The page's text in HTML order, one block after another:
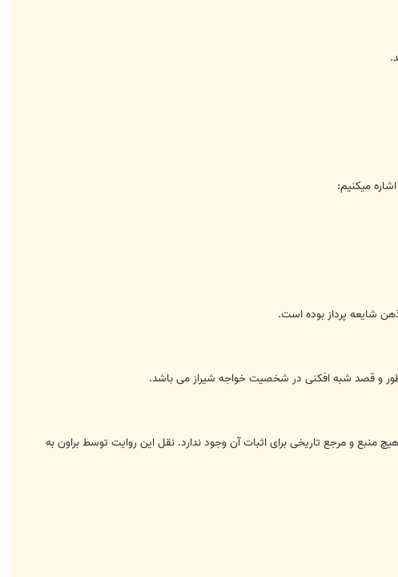
شایعه پرداز بوده است.
و قصد شبه افکنی در شخصیت خواجه شیراز می باشد.
منبع و مرجع تاریخی برای اثبات آن وجود ندارد. نقل این روایت توسط براون به